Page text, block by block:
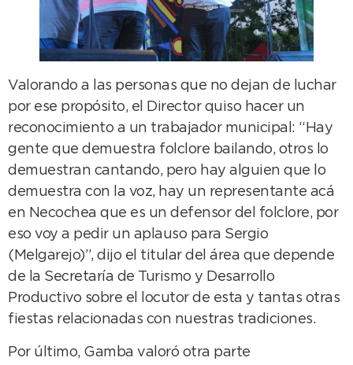
Valorando a las personas que no dejan de luchar
por ese propósito, el Director quiso hacer un
reconocimiento a un trabajador municipal: “Hay
gente que demuestra folclore bailando, otros lo
demuestran cantando, pero hay alguien que lo
demuestra con la voz, hay un representante acá
en Necochea que es un defensor del folclore, por
eso voy a pedir un aplauso para Sergio
(Melgarejo)”, dijo el titular del área que depende
de la Secretaría de Turismo y Desarrollo
Productivo sobre el locutor de esta y tantas otras
fiestas relacionadas con nuestras tradiciones.
Por último, Gamba valoró otra parte